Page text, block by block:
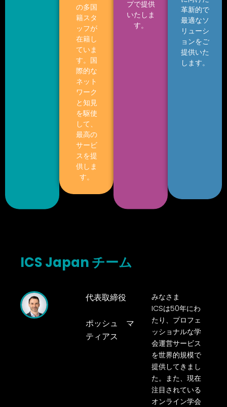
の多国
籍スタ
ッフが
在籍し
ていま
す。国
際的な
ネット
ワーク
と知見
を駆使
して、
最高の
サービ
スを提
供しま
す。
プで提供
いたしま
す。
革新的で
最適なソ
リューシ
ョンをご
提供いた
します。
ICSJapanチーム
代表取締役
ポッシュ マ
ティアス
みなさま
ICSは50年にわ
たり、プロフェ
ッショナルな学
会運営サービス
を世界的規模で
提供してきまし
た。また、現在
注目されている
オンライン学会